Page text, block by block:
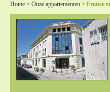
Home > Onze appartementen > Franse